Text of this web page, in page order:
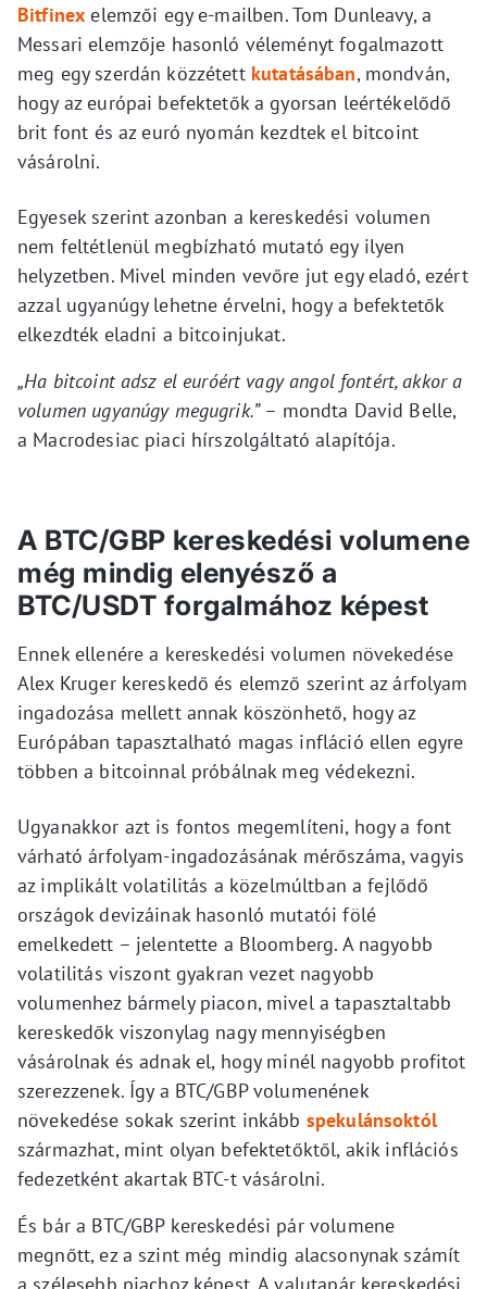
Bitfinex elemzői egy e-mailben. Tom Dunleavy, a
Messari elemzője hasonló véleményt fogalmazott
meg egy szerdán közzétett kutatásában, mondván,
hogy az európai befektetők a gyorsan leértékelődő
brit font és az euró nyomán kezdtek el bitcoint
vásárolni.
Egyesek szerint azonban a kereskedési volumen
nem feltétlenül megbízható mutató egy ilyen
helyzetben. Mivel minden vevőre jut egy eladó, ezért
azzal ugyanúgy lehetne érvelni, hogy a befektetők
elkezdték eladni a bitcoinjukat.
„Ha bitcoint adsz el euróért vagy angol fontért, akkor a
volumen ugyanúgy megugrik.”– mondta David Belle,
a Macrodesiac piaci hírszolgáltató alapítója.
A BTC/GBP kereskedési volumene
még mindig elenyésző a
BTC/USDT forgalmához képest
Ennek ellenére a kereskedési volumen növekedése
Alex Kruger kereskedő és elemző szerint az árfolyam
ingadozása mellett annak köszönhető, hogy az
Európában tapasztalható magas infláció ellen egyre
többen a bitcoinnal próbálnak meg védekezni.
Ugyanakkor azt is fontos megemlíteni, hogy a font
várható árfolyam-ingadozásának mérőszáma, vagyis
az implikált volatilitás a közelmúltban a fejlődő
országok devizáinak hasonló mutatói fölé
emelkedett – jelentette a Bloomberg. A nagyobb
volatilitás viszont gyakran vezet nagyobb
volumenhez bármely piacon, mivel a tapasztaltabb
kereskedők viszonylag nagy mennyiségben
vásárolnak és adnak el, hogy minél nagyobb profitot
szerezzenek. Így a BTC/GBP volumenének
növekedése sokak szerint inkább spekulánsoktól
származhat, mint olyan befektetőktől, akik inflációs
fedezetként akartak BTC-t vásárolni.
És bár a BTC/GBP kereskedési pár volumene
megnőtt, ez a szint még mindig alacsonynak számít